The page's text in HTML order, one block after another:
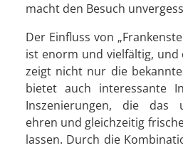
macht den Besuch
Der Einfluss von
ist enorm und vielfältig, und
zeigt nicht nur die
bietet auch interessante
Inszenierungen, die das
ehren und gleichzeitig
lassen. Durch die